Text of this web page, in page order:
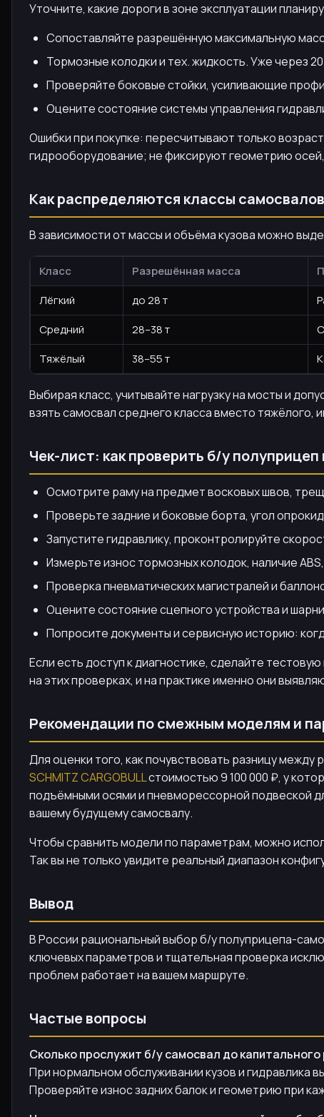
Уточните, какие дороги в зоне эксплуатации
Сопоставляйте разрешённую максимальную
Тормозные колодки и тех. жидкость. Уже через
Проверяйте боковые стойки, усиливающие
Оцените состояние системы управления
Ошибки при покупке: пересчитывают только
гидрооборудование; не фиксируют геометрию
Как распределяются классы самосвалов
В зависимости от массы и объёма кузова можно
Класс Разрешённая масса
Лёгкий
до 28 т
Средний
28–38 т
Тяжёлый
38–55 т
Выбирая класс, учитывайте нагрузку на мосты и
взять самосвал среднего класса вместо тяжёлого,
Чек-лист: как проверить б/у полуприцеп
Осмотрите раму на предмет восковых швов,
Проверьте задние и боковые борта, угол
Запустите гидравлику, проконтролируйте
Измерьте износ тормозных колодок, наличие
Проверка пневматических магистралей и
Оцените состояние сцепного устройства и
Попросите документы и сервисную историю:
Если есть доступ к диагностике, сделайте
на этих проверках, и на практике именно они
Рекомендации по смежным моделям и
Для оценки того, как почувствовать разницу
SCHMITZ CARGOBULLстоимостью 9 100 000 ₽, у
подъёмными осями и пневморессорной подвеской
вашему будущему самосвалу.
Чтобы сравнить модели по параметрам, можно
Так вы не только увидите реальный диапазон
Вывод
В России рациональный выбор б/у полуприцепа-
ключевых параметров и тщательная проверка
проблем работает на вашем маршруте.
Частые вопросы
Сколько прослужит б/у самосвал до
При нормальном обслуживании кузов и гидравлика
Проверяйте износ задних балок и геометрию при